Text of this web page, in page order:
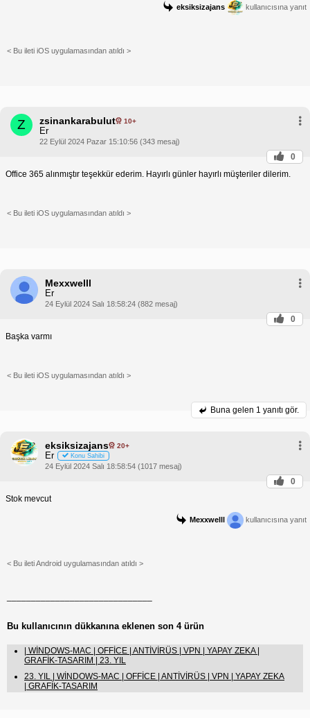
eksiksizajans kullanıcısına yanıt
< Bu ileti iOS uygulamasından atıldı >
Z zsinankarabulut 10+
Er
22 Eylül 2024 Pazar 15:10:56 (343 mesaj)
0
Office 365 alınmıştır teşekkür ederim. Hayırlı günler hayırlı müşteriler dilerim.
< Bu ileti iOS uygulamasından atıldı >
Mexxwelll
Er
24 Eylül 2024 Salı 18:58:24 (882 mesaj)
0
Başka varmı
< Bu ileti iOS uygulamasından atıldı >
Buna gelen 1 yanıtı gör.
eksiksizajans 20+
Er Konu Sahibi
24 Eylül 2024 Salı 18:58:54 (1017 mesaj)
0
Stok mevcut
Mexxwelll kullanıcısına yanıt
< Bu ileti Android uygulamasından atıldı >
Bu kullanıcının dükkanına eklenen son 4 ürün
| WİNDOWS-MAC | OFFİCE | ANTİVİRÜS | VPN | YAPAY ZEKA |
GRAFİK-TASARIM | 23. YIL
23. YIL | WİNDOWS-MAC | OFFİCE | ANTİVİRÜS | VPN | YAPAY ZEKA
| GRAFİK-TASARIM